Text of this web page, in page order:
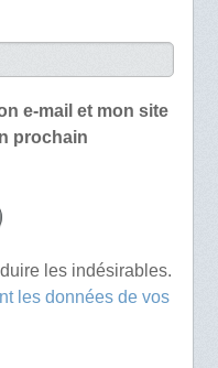
e-mail et mon site
prochain
les indésirables.
les données de vos